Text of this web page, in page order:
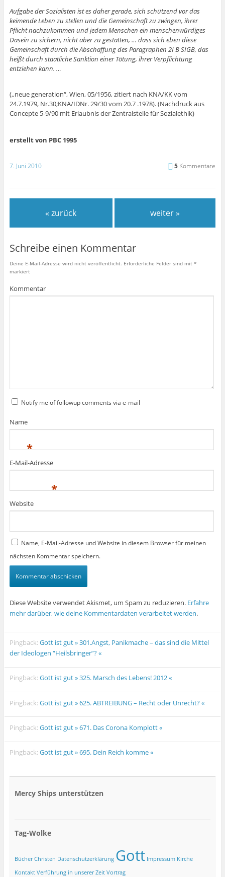
Aufgabe der Sozialisten ist es daher gerade, sich schützend vor das
keimende Leben zu stellen und die Gemeinschaft zu zwingen, ihrer
Pflicht nachzukommen und jedem Menschen ein menschenwürdiges
Dasein zu sichern, nicht aber zu gestatten, … dass sich eben diese
Gemeinschaft durch die Abschaffung des Paragraphen 2I B SIGB, das
heißt durch staatliche Sanktion einer Tötung, ihrer Verpflichtung
entziehen kann. …
(,,neue generation“, Wien, 05/1956, zitiert nach KNA/KK vom
24.7.1979, Nr.30;KNA/IDNr. 29/30 vom 20.7 .1978). (Nachdruck aus
Concepte 5-9/90 mit Erlaubnis der Zentralstelle für Sozialethik)
erstellt von PBC 1995
7. Juni 2010 5 Kommentare
« zurück weiter »
Schreibe einen Kommentar
Deine E-Mail-Adresse wird nicht veröffentlicht. Erforderliche Felder sind mit *
markiert
Kommentar
Notify me of followup comments via e-mail
Name
*
E-Mail-Adresse
*
Website
Name, E-Mail-Adresse und Website in diesem Browser für meinen
nächsten Kommentar speichern.
Diese Website verwendet Akismet, um Spam zu reduzieren. Erfahre
mehr darüber, wie deine Kommentardaten verarbeitet werden.
Pingback:Gott ist gut » 301.Angst, Panikmache – das sind die Mittel
der Ideologen “Heilsbringer”? «
Pingback:Gott ist gut » 325. Marsch des Lebens! 2012 «
Pingback:Gott ist gut » 625. ABTREIBUNG – Recht oder Unrecht? «
Pingback:Gott ist gut » 671. Das Corona Komplott «
Pingback:Gott ist gut » 695. Dein Reich komme «
Mercy Ships unterstützen
Tag-Wolke
Bücher Christen Datenschutzerklärung Gott Impressum Kirche
Kontakt Verführung in unserer Zeit Vortrag